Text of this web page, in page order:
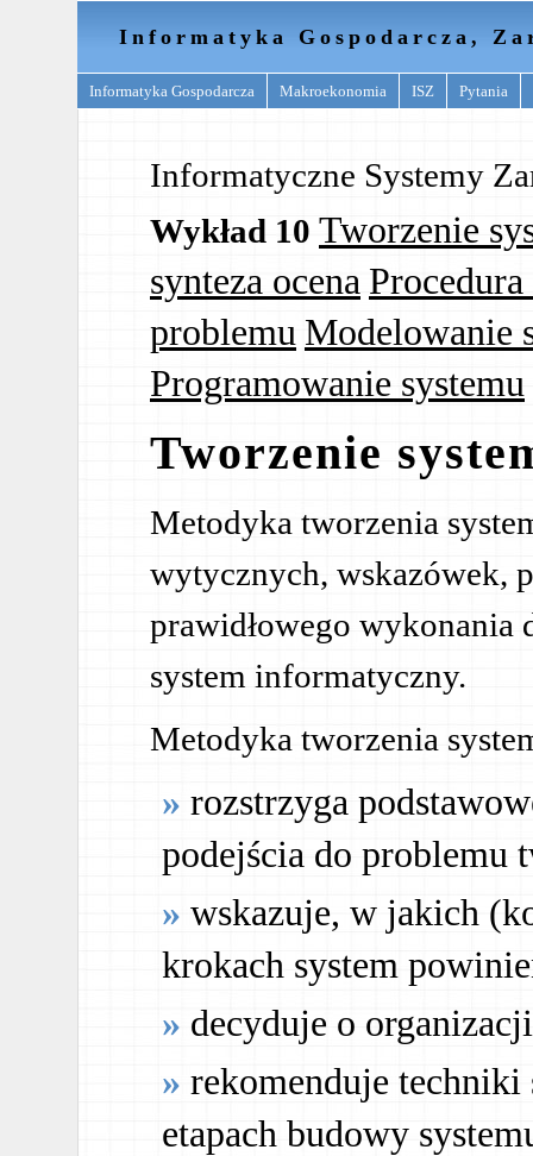
Informatyka Gospodarcza,
Informatyka Gospodarcza Makroekonomia ISZ Pytania
Informatyczne Systemy
Wykład 10 Tworzenie
synteza ocena
problemu Modelowanie
Programowanie systemu
Tworzenie
Metodyka tworzenia
wytycznych, wskazówek,
prawidłowego wykonania
system informatyczny.
Metodyka tworzenia
rozstrzyga
podejścia do problemu
wskazuje, w jakich
krokach system
decyduje o
rekomenduje techniki
etapach budowy